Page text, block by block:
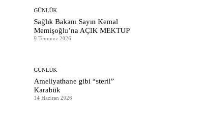
GÜNLÜK
Sağlık Bakanı Sayın Kemal
Memişoğlu’na AÇIK MEKTUP
9 Temmuz 2026
GÜNLÜK
Ameliyathane gibi “steril”
Karabük
14 Haziran 2026